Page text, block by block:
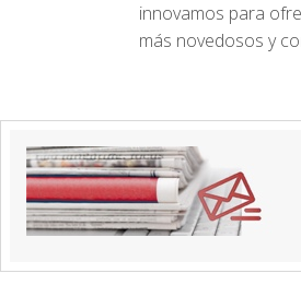
innovamos para
más novedosos y